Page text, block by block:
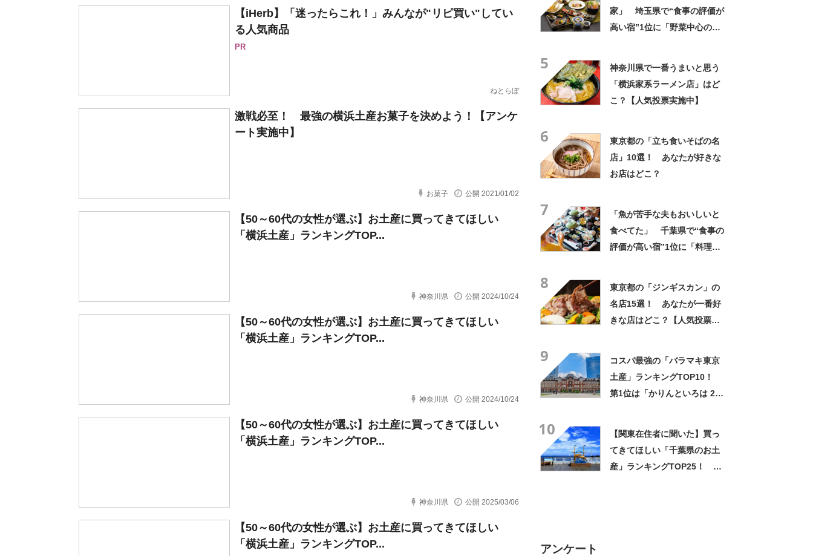
【iHerb】「迷ったらこれ！」みんなが"リピ買い"してい
る人気商品
PR
ねとらぼ
激戦必至！ 最強の横浜土産お菓子を決めよう！【アンケ
ート実施中】
お菓子 公開 2021/01/02
【50～60代の女性が選ぶ】お土産に買ってきてほしい
「横浜土産」ランキングTOP...
神奈川県 公開 2024/10/24
【50～60代の女性が選ぶ】お土産に買ってきてほしい
「横浜土産」ランキングTOP...
神奈川県 公開 2024/10/24
【50～60代の女性が選ぶ】お土産に買ってきてほしい
「横浜土産」ランキングTOP...
神奈川県 公開 2025/03/06
【50～60代の女性が選ぶ】お土産に買ってきてほしい
「横浜土産」ランキングTOP...
家」 埼玉県で“食事の評価が
高い宿”1位に「野菜中心の料
5
神奈川県で一番うまいと思う
「横浜家系ラーメン店」はど
こ？【人気投票実施中】
6
東京都の「立ち食いそばの名
店」10選！ あなたが好きな
お店はどこ？
7
「魚が苦手な夫もおいしいと
食べてた」 千葉県で“食事の
評価が高い宿”1位に「料理や
8
東京都の「ジンギスカン」の
名店15選！ あなたが一番好
きな店はどこ？【人気投票実
9
コスパ最強の「バラマキ東京
土産」ランキングTOP10！
第1位は「かりんといろは 24
10
【関東在住者に聞いた】買っ
てきてほしい「千葉県のお土
産」ランキングTOP25！ 第
アンケート